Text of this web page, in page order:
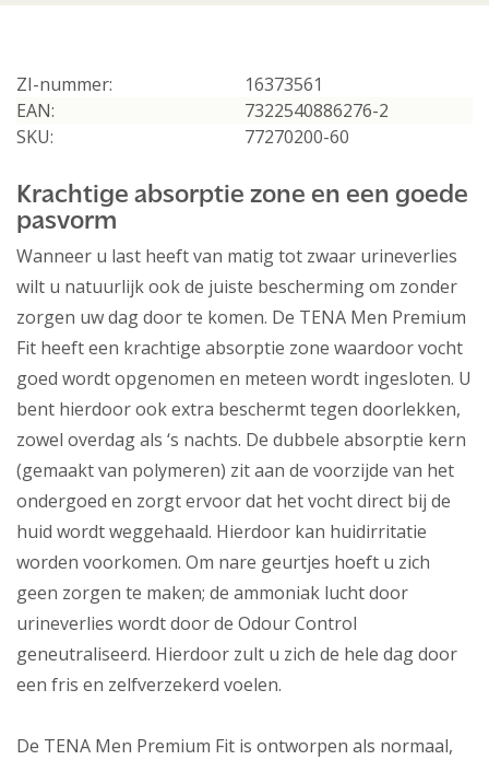
ZI-nummer:
16373561
EAN:
7322540886276-2
SKU:
77270200-60
Krachtige absorptie zone en een goede
pasvorm
Wanneer u last heeft van matig tot zwaar urineverlies
wilt u natuurlijk ook de juiste bescherming om zonder
zorgen uw dag door te komen. De TENA Men Premium
Fit heeft een krachtige absorptie zone waardoor vocht
goed wordt opgenomen en meteen wordt ingesloten. U
bent hierdoor ook extra beschermt tegen doorlekken,
zowel overdag als ‘s nachts. De dubbele absorptie kern
(gemaakt van polymeren) zit aan de voorzijde van het
ondergoed en zorgt ervoor dat het vocht direct bij de
huid wordt weggehaald. Hierdoor kan huidirritatie
worden voorkomen. Om nare geurtjes hoeft u zich
geen zorgen te maken; de ammoniak lucht door
urineverlies wordt door de Odour Control
geneutraliseerd. Hierdoor zult u zich de hele dag door
een fris en zelfverzekerd voelen.
De TENA Men Premium Fit is ontworpen als normaal,